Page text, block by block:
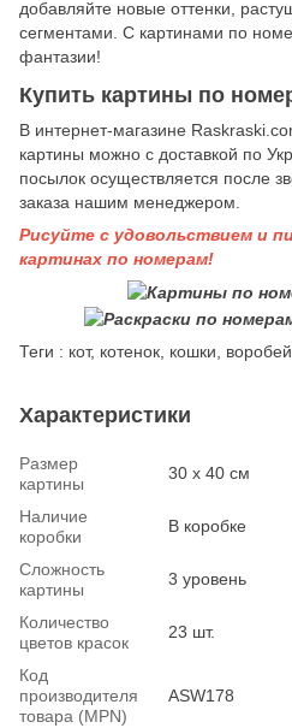
добавляйте новые оттенки,
сегментами. С картинами по
фантазии!
Купить картины по
В интернет-магазине
картины можно с доставкой по
посылок осуществляется после
заказа нашим менеджером.
Рисуйте с удовольствием и
картинах по номерам!
Теги : кот, котенок, кошки,
Характеристики
Размер
картины
30 х 40 см
Наличие
коробки
В коробке
Сложность
картины
3 уровень
Количество
цветов красок
23 шт.
Код
производителя
товара (MPN)
ASW178